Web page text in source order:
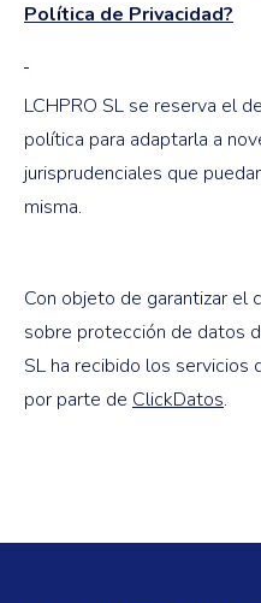
Política de Privacidad?
LCHPRO SL se reserva el
política para adaptarla a
jurisprudenciales que
misma.
Con objeto de garantizar el
sobre protección de datos
SL ha recibido los servicios
por parte de ClickDatos.